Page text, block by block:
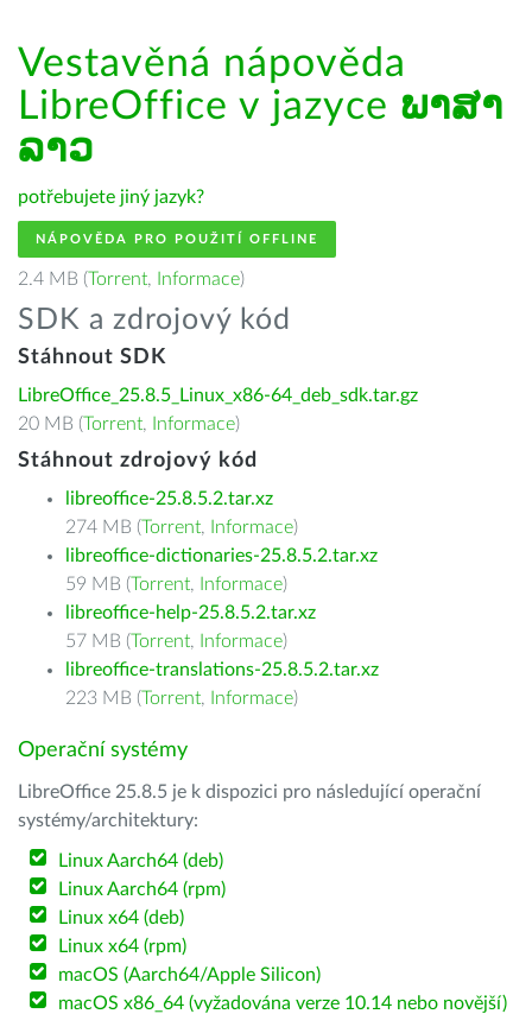
Vestavěná nápověda
LibreOffice v jazyce ພາສາ
ລາວ
potřebujete jiný jazyk?
NÁPOVĚDA PRO POUŽITÍ OFFLINE
2.4 MB (Torrent, Informace)
SDK a zdrojový kód
Stáhnout SDK
LibreOffice_25.8.5_Linux_x86-64_deb_sdk.tar.gz
20 MB (Torrent, Informace)
Stáhnout zdrojový kód
libreoffice-25.8.5.2.tar.xz
274 MB (Torrent, Informace)
libreoffice-dictionaries-25.8.5.2.tar.xz
59 MB (Torrent, Informace)
libreoffice-help-25.8.5.2.tar.xz
57 MB (Torrent, Informace)
libreoffice-translations-25.8.5.2.tar.xz
223 MB (Torrent, Informace)
Operační systémy
LibreOffice 25.8.5 je k dispozici pro následující operační
systémy/architektury:
Linux Aarch64 (deb)
Linux Aarch64 (rpm)
Linux x64 (deb)
Linux x64 (rpm)
macOS (Aarch64/Apple Silicon)
macOS x86_64 (vyžadována verze 10.14 nebo novější)